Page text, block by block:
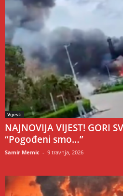
Vijesti
NAJNOVIJA VIJEST! GORI
“Pogođeni smo…”
Samir Memic - 9 travnja, 2026